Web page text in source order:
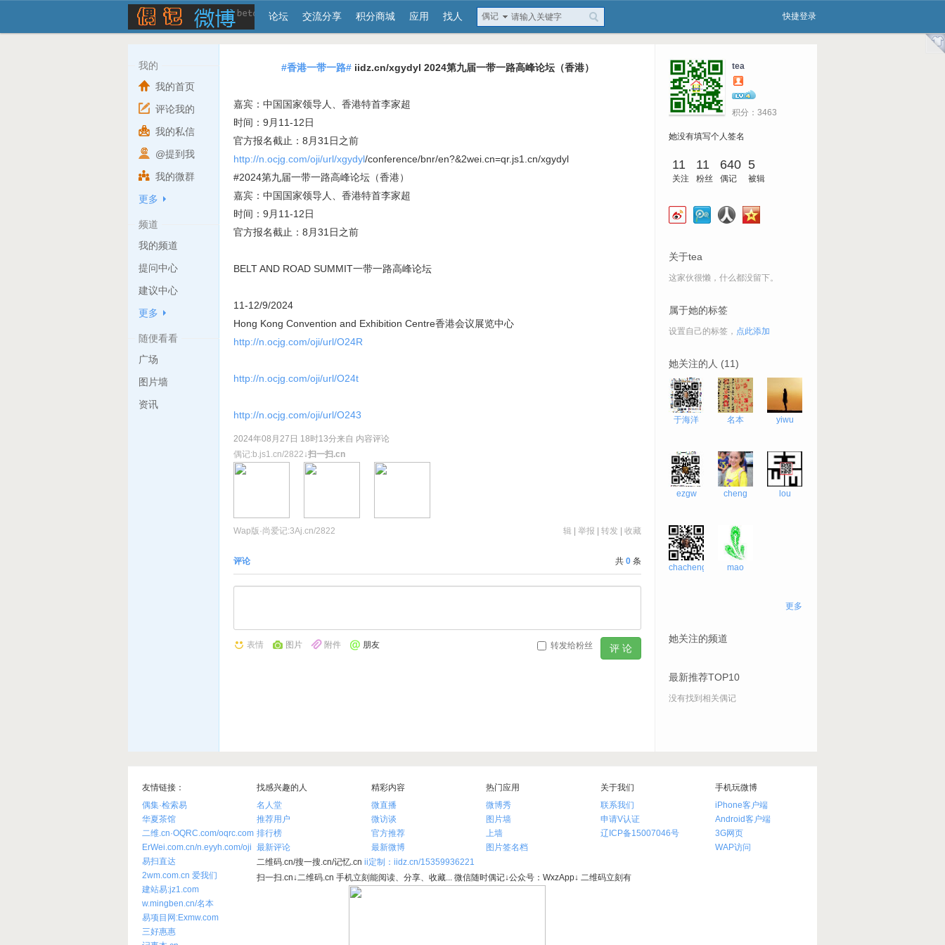
论坛 交流分享 积分商城 应用 找人 偶记 快捷登录
我的
我的首页
评论我的
我的私信
@提到我
我的微群
更多
频道
我的频道
提问中心
建议中心
更多
随便看看
广场
图片墙
资讯
#香港一带一路#iidz.cn/xgydyl 2024第九届一带一路高峰论坛（香港）
嘉宾：中国国家领导人、香港特首李家超
时间：9月11-12日
官方报名截止：8月31日之前
http://n.ocjg.com/oji/url/xgydyl/conference/bnr/en?&2wei.cn=qr.js1.cn/xgydyl
#2024第九届一带一路高峰论坛（香港）
嘉宾：中国国家领导人、香港特首李家超
时间：9月11-12日
官方报名截止：8月31日之前
BELT AND ROAD SUMMIT一带一路高峰论坛
11-12/9/2024
Hong Kong Convention and Exhibition Centre香港会议展览中心
http://n.ocjg.com/oji/url/O24R
http://n.ocjg.com/oji/url/O24t
http://n.ocjg.com/oji/url/O243
2024年08月27日 18时13分来自 内容评论
偶记:b.js1.cn/2822 ↓扫一扫.cn
Wap版·尚爱记:3Aj.cn/2822
辑 举报 转发 收藏
评论 共 0 条
表情 图片 附件 朋友 转发给粉丝
tea
积分： 3463
她没有填写个人签名
11
关注
11
粉丝
640
偶记
5
被辑
关于tea
这家伙很懒，什么都没留下。
属于她的标签
设置自己的标签， 点此添加
她关注的人 (11)
于海洋 名本 yiwu
ezgw cheng lou
chacheng mao
更多
她关注的频道
最新推荐TOP10
没有找到相关偶记
友情链接：
偶集·检索易
华夏茶馆
二维.cn·OQRC.com/oqrc.com
ErWei.com.cn/n.eyyh.com/oji
易扫直达
2wm.com.cn 爱我们
建站易:jz1.com
w.mingben.cn/名本
易项目网:Exmw.com
三好惠惠
找感兴趣的人
名人堂
推荐用户
排行榜
最新评论
精彩内容
微直播
微访谈
官方推荐
最新微博
热门应用
微博秀
图片墙
上墙
图片签名档
关于我们
联系我们
申请V认证
辽ICP备15007046号
手机玩微博
iPhone客户端
Android客户端
3G网页
WAP访问
二维码.cn/搜一搜.cn/记忆.cn ii定制：iidz.cn/15359936221
扫一扫.cn↓二维码.cn 手机立刻能阅读、分享、收藏... 微信随时偶记↓公众号：WxzApp↓ 二维码立刻有